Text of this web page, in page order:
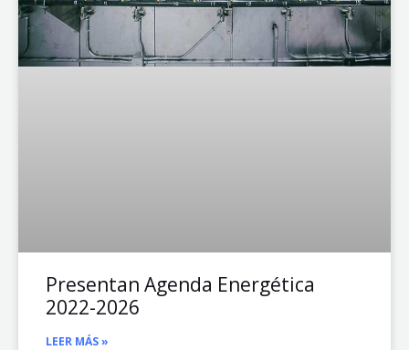
Presentan Agenda Energética
2022-2026
LEER MÁS »